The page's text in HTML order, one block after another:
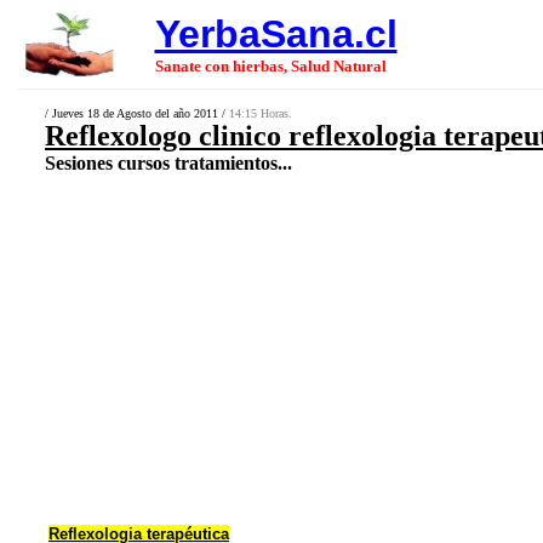
YerbaSana.cl
Sanate con hierbas, Salud Natural
/ Jueves 18 de Agosto del año 2011 / 14:15 Horas.
Reflexologo clinico reflexologia
Sesiones cursos tratamientos...
Reflexologia terapéutica